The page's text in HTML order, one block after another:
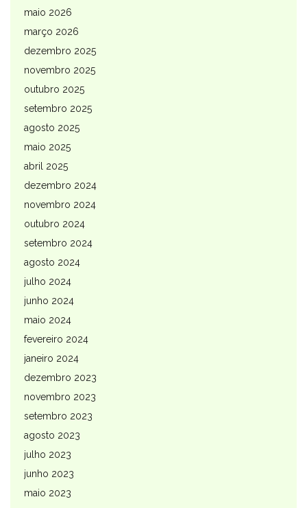
maio 2026
março 2026
dezembro 2025
novembro 2025
outubro 2025
setembro 2025
agosto 2025
maio 2025
abril 2025
dezembro 2024
novembro 2024
outubro 2024
setembro 2024
agosto 2024
julho 2024
junho 2024
maio 2024
fevereiro 2024
janeiro 2024
dezembro 2023
novembro 2023
setembro 2023
agosto 2023
julho 2023
junho 2023
maio 2023